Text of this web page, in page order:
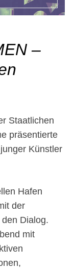
–
Staatlichen
präsentierte
Künstler
Hafen
der
Dialog.
mit